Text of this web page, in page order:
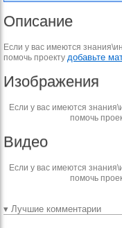
Описание
Если у вас имеются
помочь проекту добавьте
Изображения
Если у вас имеются
помочь
Видео
Если у вас имеются
помочь
▾ Лучшие комментарии